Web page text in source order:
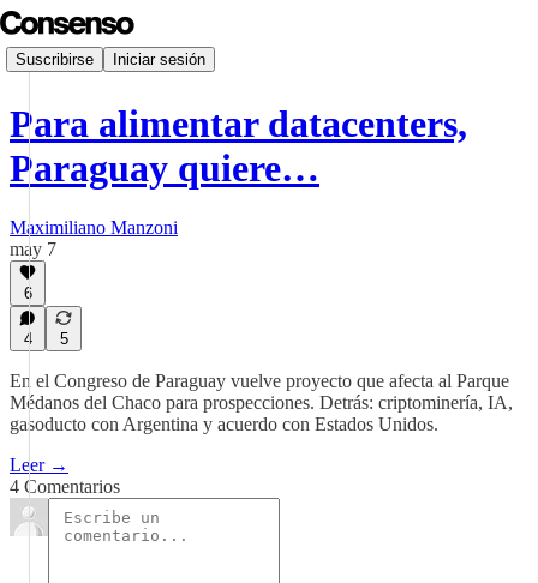
Suscribirse Iniciar sesión
Para alimentar datacenters,
Paraguay quiere…
Maximiliano Manzoni
may 7
6
4 5
En el Congreso de Paraguay vuelve proyecto que afecta al Parque
Médanos del Chaco para prospecciones. Detrás: criptominería, IA,
gasoducto con Argentina y acuerdo con Estados Unidos.
Leer →
4 Comentarios